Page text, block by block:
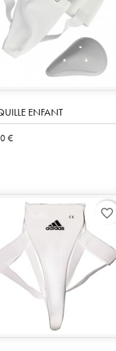
ENFANT
€
favorite_border